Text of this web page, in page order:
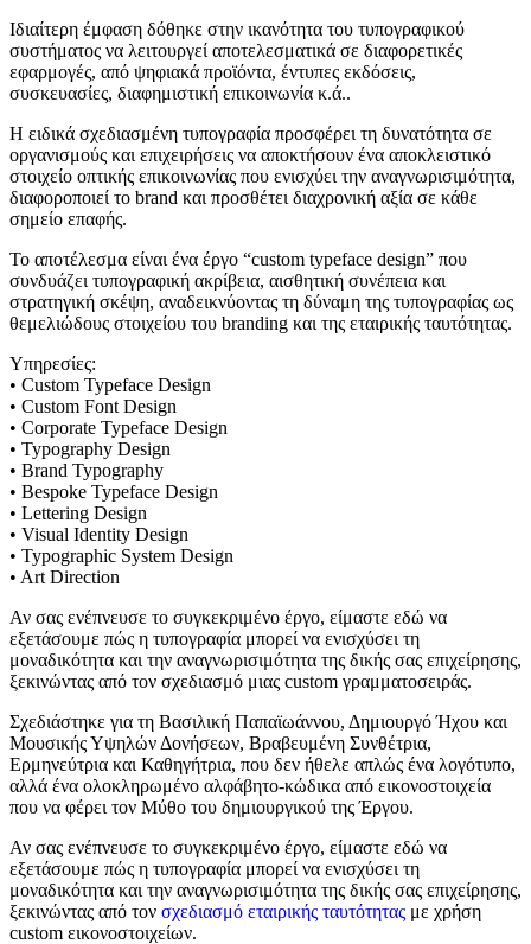
Ιδιαίτερη έμφαση δόθηκε στην ικανότητα του τυπογραφικού
συστήματος να λειτουργεί αποτελεσματικά σε διαφορετικές
εφαρμογές, από ψηφιακά προϊόντα, έντυπες εκδόσεις,
συσκευασίες, διαφημιστική επικοινωνία κ.ά..
Η ειδικά σχεδιασμένη τυπογραφία προσφέρει τη δυνατότητα σε
οργανισμούς και επιχειρήσεις να αποκτήσουν ένα αποκλειστικό
στοιχείο οπτικής επικοινωνίας που ενισχύει την αναγνωρισιμότητα,
διαφοροποιεί το brand και προσθέτει διαχρονική αξία σε κάθε
σημείο επαφής.
Το αποτέλεσμα είναι ένα έργο “custom typeface design” που
συνδυάζει τυπογραφική ακρίβεια, αισθητική συνέπεια και
στρατηγική σκέψη, αναδεικνύοντας τη δύναμη της τυπογραφίας ως
θεμελιώδους στοιχείου του branding και της εταιρικής ταυτότητας.
Υπηρεσίες:
• Custom Typeface Design
• Custom Font Design
• Corporate Typeface Design
• Typography Design
• Brand Typography
• Bespoke Typeface Design
• Lettering Design
• Visual Identity Design
• Typographic System Design
• Art Direction
Αν σας ενέπνευσε το συγκεκριμένο έργο, είμαστε εδώ να
εξετάσουμε πώς η τυπογραφία μπορεί να ενισχύσει τη
μοναδικότητα και την αναγνωρισιμότητα της δικής σας επιχείρησης,
ξεκινώντας από τον σχεδιασμό μιας custom γραμματοσειράς.
Σχεδιάστηκε για τη Βασιλική Παπαϊωάννου, Δημιουργό Ήχου και
Μουσικής Υψηλών Δονήσεων, Βραβευμένη Συνθέτρια,
Ερμηνεύτρια και Καθηγήτρια, που δεν ήθελε απλώς ένα λογότυπο,
αλλά ένα ολοκληρωμένο αλφάβητο-κώδικα από εικονοστοιχεία
που να φέρει τον Μύθο του δημιουργικού της Έργου.
Αν σας ενέπνευσε το συγκεκριμένο έργο, είμαστε εδώ να
εξετάσουμε πώς η τυπογραφία μπορεί να ενισχύσει τη
μοναδικότητα και την αναγνωρισιμότητα της δικής σας επιχείρησης,
ξεκινώντας από τον σχεδιασμό εταιρικής ταυτότητας με χρήση
custom εικονοστοιχείων.